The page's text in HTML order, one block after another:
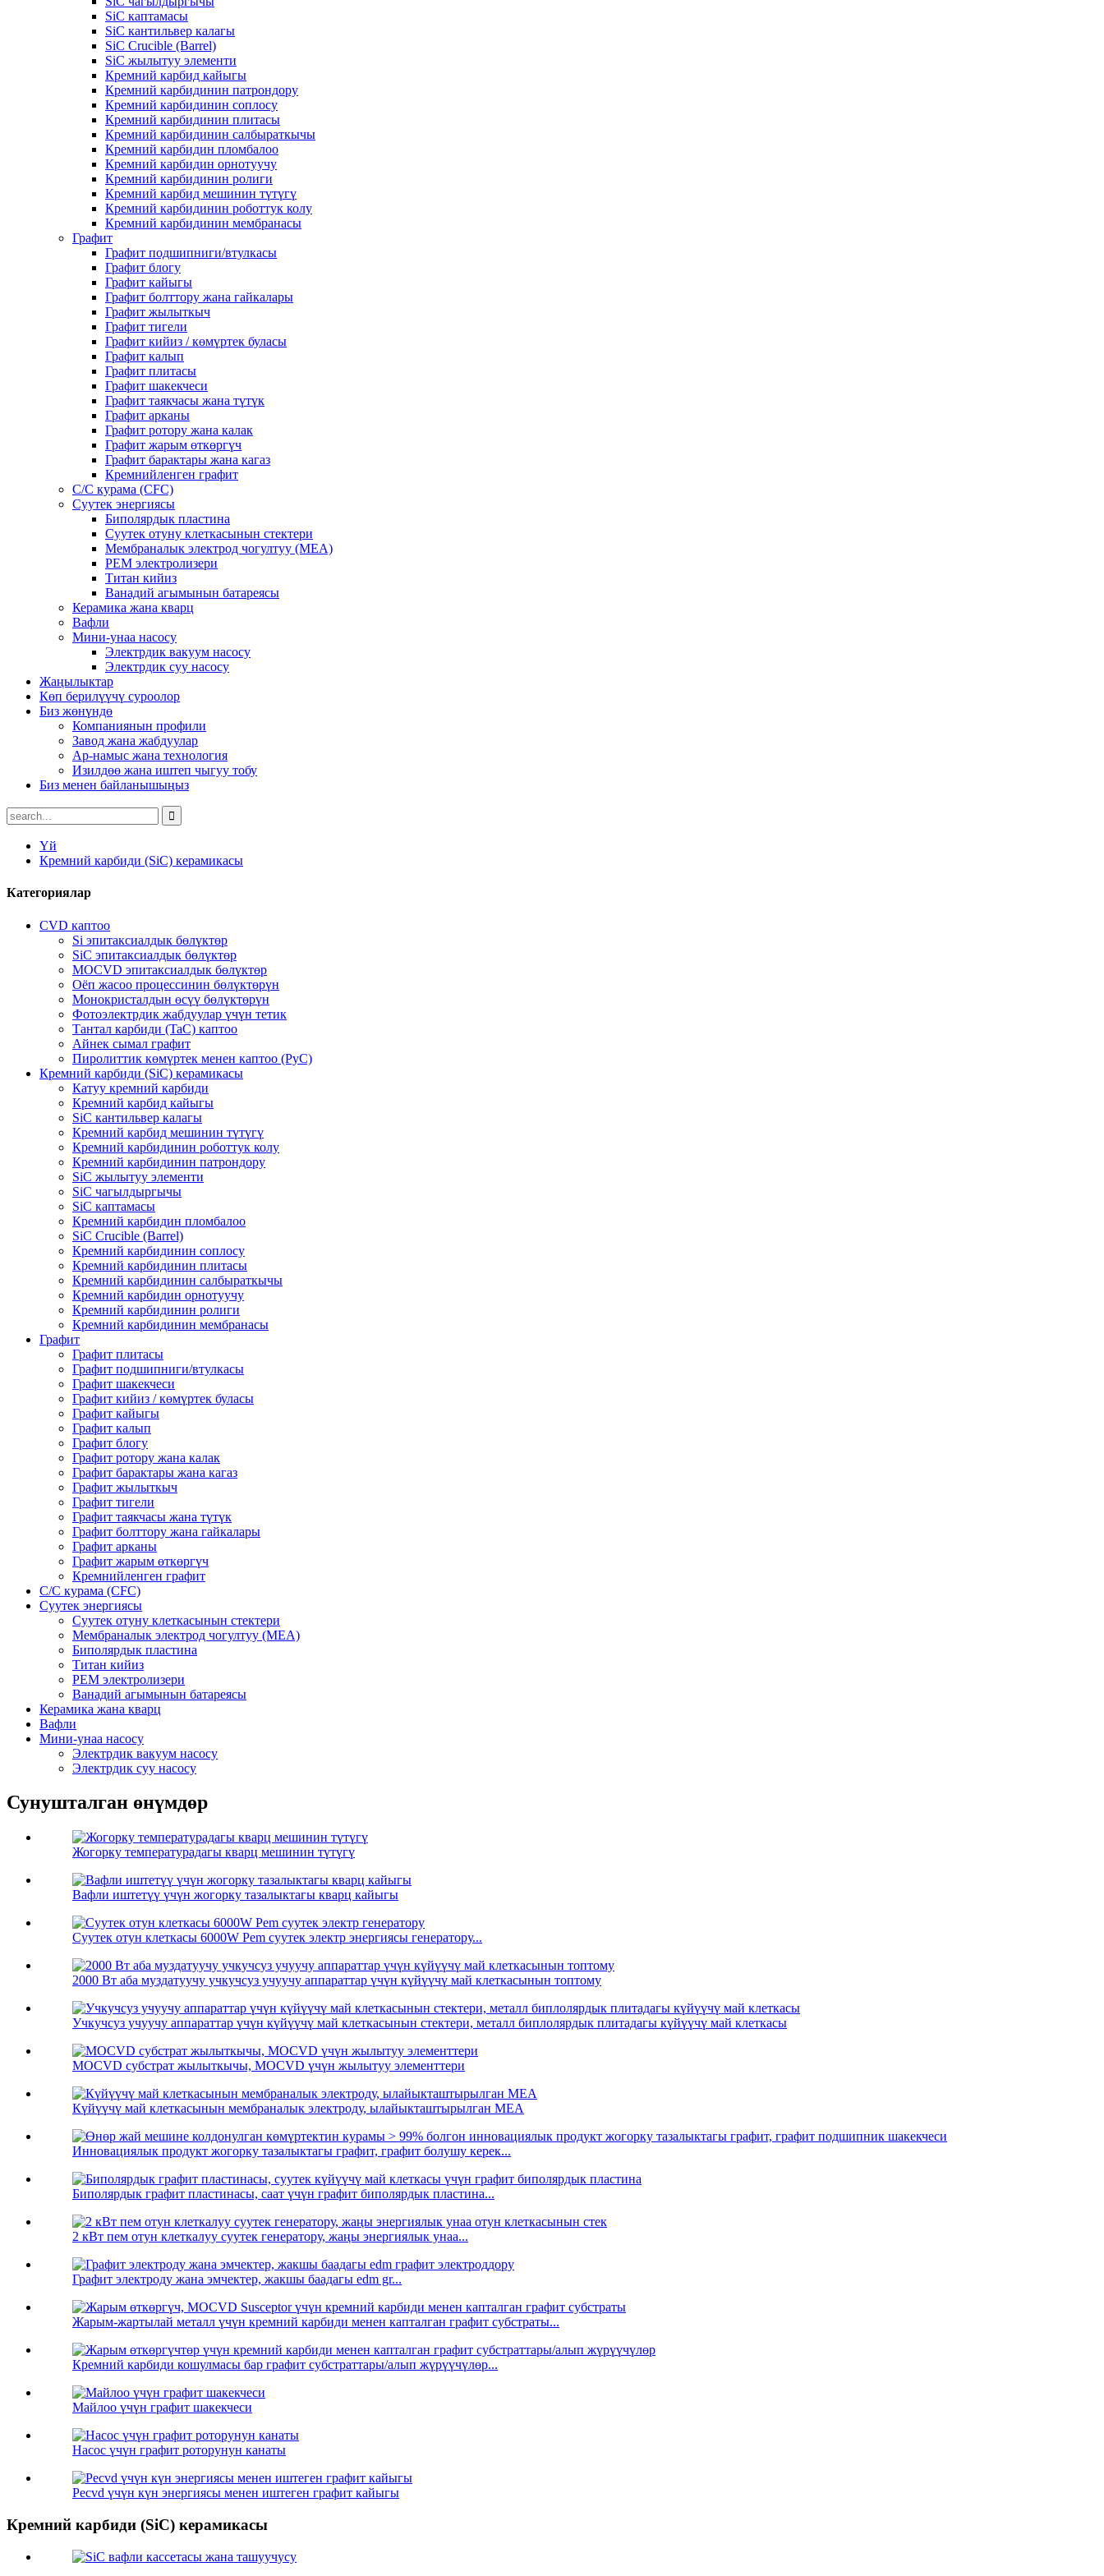
SiC каптамасы
SiC кантильвер калагы
SiC Crucible (Barrel)
SiC жылытуу элементи
Кремний карбид кайыгы
Кремний карбидинин патрондору
Кремний карбидинин соплосу
Кремний карбидинин плитасы
Кремний карбидинин салбыраткычы
Кремний карбидин пломбалоо
Кремний карбидин орнотуучу
Кремний карбидинин ролиги
Кремний карбид мешинин түтүгү
Кремний карбидинин роботтук колу
Кремний карбидинин мембранасы
Графит
Графит подшипниги/втулкасы
Графит блогу
Графит кайыгы
Графит болттору жана гайкалары
Графит жылыткыч
Графит тигели
Графит кийиз / көмүртек буласы
Графит калып
Графит плитасы
Графит шакекчеси
Графит таякчасы жана түтүк
Графит арканы
Графит ротору жана калак
Графит жарым өткөргүч
Графит барактары жана кагаз
Кремнийленген графит
C/C курама (CFC)
Суутек энергиясы
Биполярдык пластина
Суутек отуну клеткасынын стектери
Мембраналык электрод чогултуу (MEA)
PEM электролизери
Титан кийиз
Ванадий агымынын батареясы
Керамика жана кварц
Вафли
Мини-унаа насосу
Электрдик вакуум насосу
Электрдик суу насосу
Жаңылыктар
Көп берилүүчү суроолор
Биз жөнүндө
Компаниянын профили
Завод жана жабдуулар
Ар-намыс жана технология
Изилдөө жана иштеп чыгуу тобу
Биз менен байланышыңыз
Үй
Кремний карбиди (SiC) керамикасы
Категориялар
CVD каптоо
Si эпитаксиалдык бөлүктөр
SiC эпитаксиалдык бөлүктөр
MOCVD эпитаксиалдык бөлүктөр
Оёп жасоо процессинин бөлүктөрүн
Монокристалдын өсүү бөлүктөрүн
Фотоэлектрдик жабдуулар үчүн тетик
Тантал карбиди (TaC) каптоо
Айнек сымал графит
Пиролиттик көмүртек менен каптоо (PyC)
Кремний карбиди (SiC) керамикасы
Катуу кремний карбиди
Кремний карбид кайыгы
SiC кантильвер калагы
Кремний карбид мешинин түтүгү
Кремний карбидинин роботтук колу
Кремний карбидинин патрондору
SiC жылытуу элементи
SiC чагылдыргычы
SiC каптамасы
Кремний карбидин пломбалоо
SiC Crucible (Barrel)
Кремний карбидинин соплосу
Кремний карбидинин плитасы
Кремний карбидинин салбыраткычы
Кремний карбидин орнотуучу
Кремний карбидинин ролиги
Кремний карбидинин мембранасы
Графит
Графит плитасы
Графит подшипниги/втулкасы
Графит шакекчеси
Графит кийиз / көмүртек буласы
Графит кайыгы
Графит калып
Графит блогу
Графит ротору жана калак
Графит барактары жана кагаз
Графит жылыткыч
Графит тигели
Графит таякчасы жана түтүк
Графит болттору жана гайкалары
Графит арканы
Графит жарым өткөргүч
Кремнийленген графит
C/C курама (CFC)
Суутек энергиясы
Суутек отуну клеткасынын стектери
Мембраналык электрод чогултуу (MEA)
Биполярдык пластина
Титан кийиз
PEM электролизери
Ванадий агымынын батареясы
Керамика жана кварц
Вафли
Мини-унаа насосу
Электрдик вакуум насосу
Электрдик суу насосу
Сунушталган өнүмдөр
Жогорку температурадагы кварц мешинин түтүгү
Вафли иштетүү үчүн жогорку тазалыктагы кварц кайыгы
Суутек отун клеткасы 6000W Pem суутек электр энергиясы генератору...
2000 Вт аба муздатуучу учкучсуз учуучу аппараттар үчүн күйүүчү май клеткасынын топтому
Учкучсуз учуучу аппараттар үчүн күйүүчү май клеткасынын стектери, металл биплолярдык плитадагы күйүүчү май клеткасы
MOCVD субстрат жылыткычы, MOCVD үчүн жылытуу элементтери
Күйүүчү май клеткасынын мембраналык электроду, ылайыкташтырылган MEA
Инновациялык продукт жогорку тазалыктагы графит, графит болушу керек...
Биполярдык графит пластинасы, саат үчүн графит биполярдык пластина...
2 кВт пем отун клеткалуу суутек генератору, жаңы энергиялык унаа...
Графит электроду жана эмчектер, жакшы баадагы edm gr...
Жарым-жартылай металл үчүн кремний карбиди менен капталган графит субстраты...
Кремний карбиди кошулмасы бар графит субстраттары/алып жүрүүчүлөр...
Майлоо үчүн графит шакекчеси
Насос үчүн графит роторунун канаты
Pecvd үчүн күн энергиясы менен иштеген графит кайыгы
Кремний карбиди (SiC) керамикасы